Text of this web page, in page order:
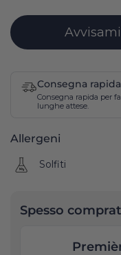
Consegna
Consegna rapida per
lunghe attese.
Allergeni
Solfiti
Spesso